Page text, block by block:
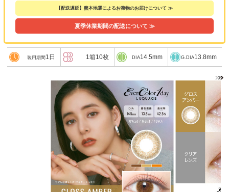
【配送遅延】熊本地震によるお荷物のお届けについて ≫
夏季休業期間の配送について ≫
装用期間 1日 1箱10枚 DIA14.5mm G.DIA13.8mm